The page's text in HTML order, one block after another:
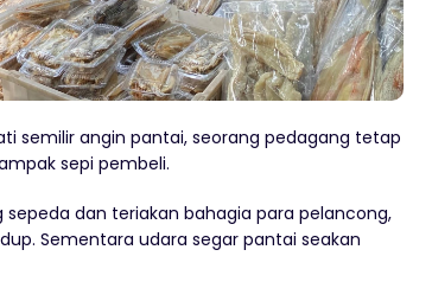
semilir angin pantai, seorang pedagang tetap
sepi pembeli.
dan teriakan bahagia para pelancong,
Sementara udara segar pantai seakan